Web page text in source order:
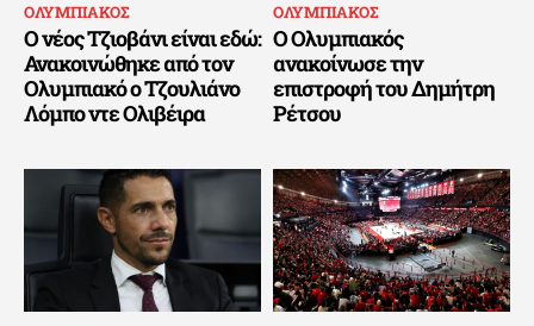
ΟΛΥΜΠΙΑΚΟΣ
Ο νέος Τζιοβάνι είναι εδώ:
Ανακοινώθηκε από τον
Ολυμπιακό ο Τζουλιάνο
Λόμπο ντε Ολιβέιρα
ΟΛΥΜΠΙΑΚΟΣ
Ο Ολυμπιακός
ανακοίνωσε την
επιστροφή του Δημήτρη
Ρέτσου